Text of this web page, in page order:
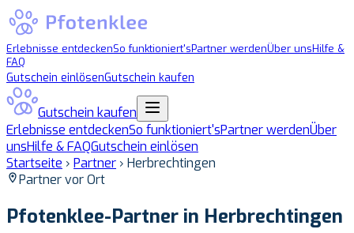
Erlebnisse entdeckenSo funktioniert'sPartner werdenÜber unsHilfe &
FAQ
Gutschein einlösenGutschein kaufen
Gutschein kaufen
Erlebnisse entdeckenSo funktioniert'sPartner werdenÜber
unsHilfe & FAQGutschein einlösen
Startseite › Partner › Herbrechtingen
Partner vor Ort
Pfotenklee-Partner in Herbrechtingen